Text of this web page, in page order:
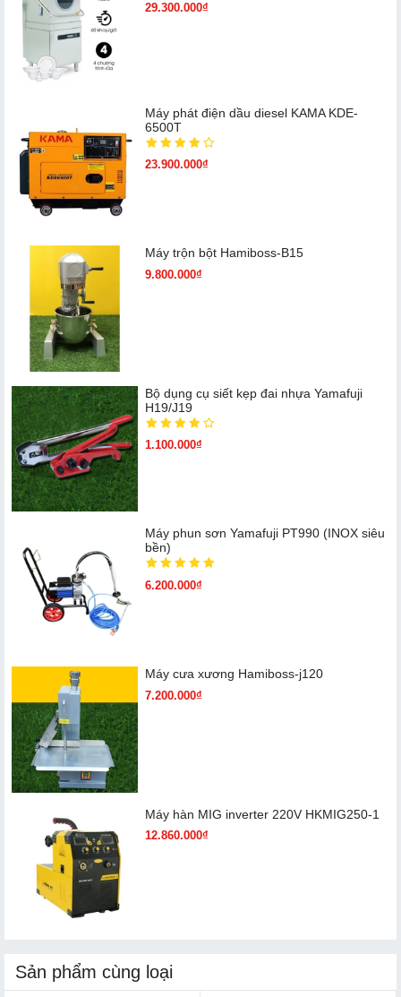
29.300.000₫
Máy phát điện dầu diesel KAMA KDE-
6500T
23.900.000₫
Máy trộn bột Hamiboss-B15
9.800.000₫
Bộ dụng cụ siết kẹp đai nhựa Yamafuji
H19/J19
1.100.000₫
Máy phun sơn Yamafuji PT990 (INOX siêu
bền)
6.200.000₫
Máy cưa xương Hamiboss-j120
7.200.000₫
Máy hàn MIG inverter 220V HKMIG250-1
12.860.000₫
Sản phẩm cùng loại